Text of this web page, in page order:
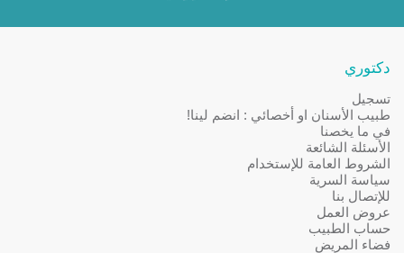
دكتوري
تسجيل
طبيب الأسنان او أخصائي : انضم لينا!
في ما يخصنا
الأسئلة الشائعة
الشروط العامة للإستخدام
سياسة السرية
للإتصال بنا
عروض العمل
حساب الطبيب
فضاء المريض